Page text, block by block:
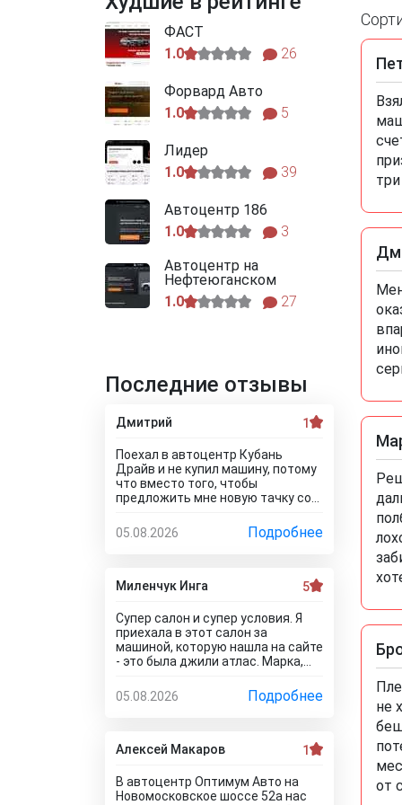
не
от
ФАСТ
1.0
26
Форвард Авто
1.0
5
Лидер
1.0
39
Автоцентр 186
1.0
3
Автоцентр на
Нефтеюганском
1.0
27
Последние отзывы
Дмитрий 1
Поехал в автоцентр Кубань
Драйв и не купил машину, потому
что вместо того, чтобы
предложить мне новую тачку со
мне после тестирования и и к
тому же в битом состоянии!!! Без
всего скажет, что эти машины
время, обратитесь к
официальному дилеру и рекламе
в интернете не верьте, а то как я
прокатитесь туда сюда зря.. а
стоило всего лишь про автосалон
чтоб понять что с этим
05.08.2026 Подробнее
Миленчук Инга 5
Супер салон и супер условия. Я
приехала в этот салон за
машиной, которую нашла на сайте
- это была джили атлас. Марка,
такие, как мне надо. Думала, что
не окажется ее в наличии, так как
отделах работают на ура. Все мне
приехала в утренние часы и мне
сделали ещё скидку
05.08.2026 Подробнее
Алексей Макаров 1
В автоцентр Оптимум Авто на
Новомосковское шоссе 52а нас